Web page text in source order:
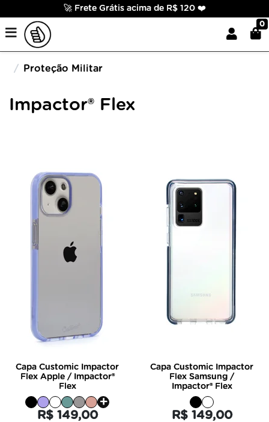
🚀 Frete Grátis acima de R$ 120 ❤️
0
Proteção Militar
Impactor® Flex
Capa Customic Impactor
Flex Apple / Impactor®
Flex
R$ 149,00
Capa Customic Impactor
Flex Samsung /
Impactor® Flex
R$ 149,00